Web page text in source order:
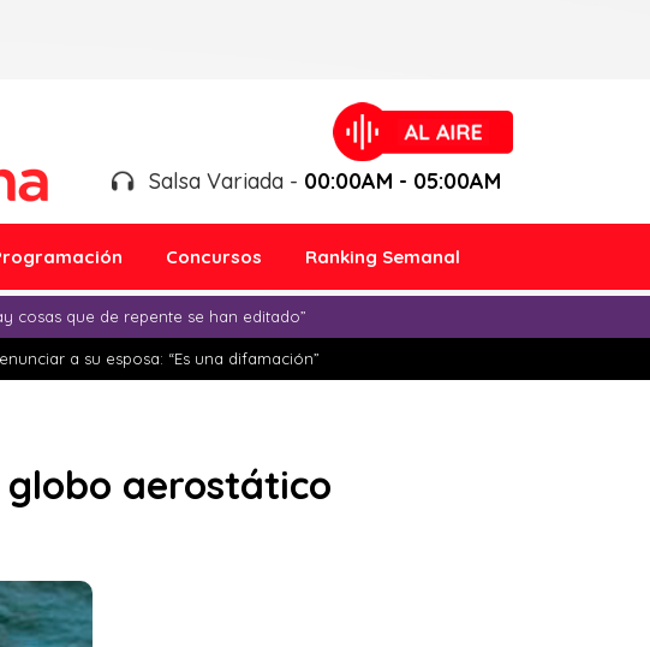
Salsa Variada - 00:00AM - 05:00AM
Concursos Ranking Semanal
cosas que de repente se han editado”
a su esposa: “Es una difamación”
aerostático